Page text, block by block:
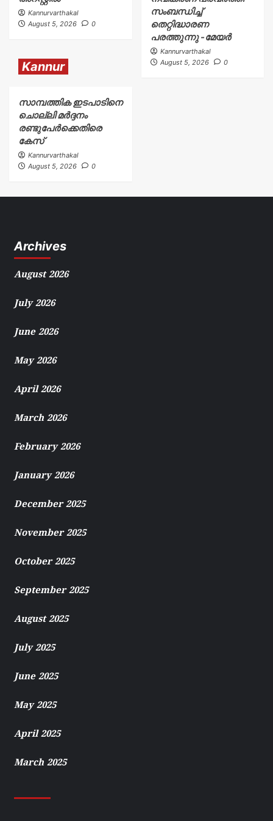
Kannurvarthakal
August 5, 2026
0
സംബന്ധിച്ച്
തെറ്റിദ്ധാരണ
പരത്തുന്നു -മേയർ
Kannurvarthakal
August 5, 2026
0
Kannur
സാമ്പത്തിക ഇടപാടിനെ
ചൊല്ലി മർദ്ദനം
രണ്ടുപേർക്കെതിരെ
കേസ്
Kannurvarthakal
August 5, 2026
0
Archives
August 2026
July 2026
June 2026
May 2026
April 2026
March 2026
February 2026
January 2026
December 2025
November 2025
October 2025
September 2025
August 2025
July 2025
June 2025
May 2025
April 2025
March 2025